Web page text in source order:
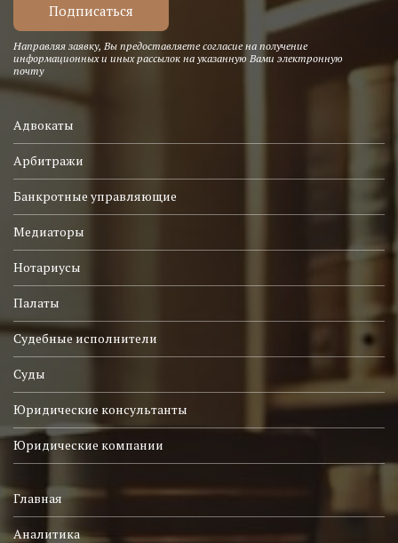
Направляя заявку, Вы предоставляете согласие на получение
информационных и иных рассылок на указанную Вами электронную
почту
Адвокаты
Арбитражи
Банкротные управляющие
Медиаторы
Нотариусы
Палаты
Судебные исполнители
Суды
Юридические консультанты
Юридические компании
Главная
Аналитика